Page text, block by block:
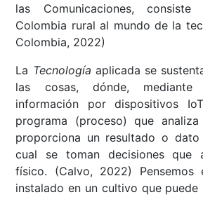
las Comunicaciones,
Colombia rural al mundo de la
Colombia, 2022)
La Tecnología aplicada se
las cosas, dónde,
información por dispositivos
programa (proceso) que
proporciona un resultado o
cual se toman decisiones que
físico. (Calvo, 2022) Pensemos
instalado en un cultivo que puede